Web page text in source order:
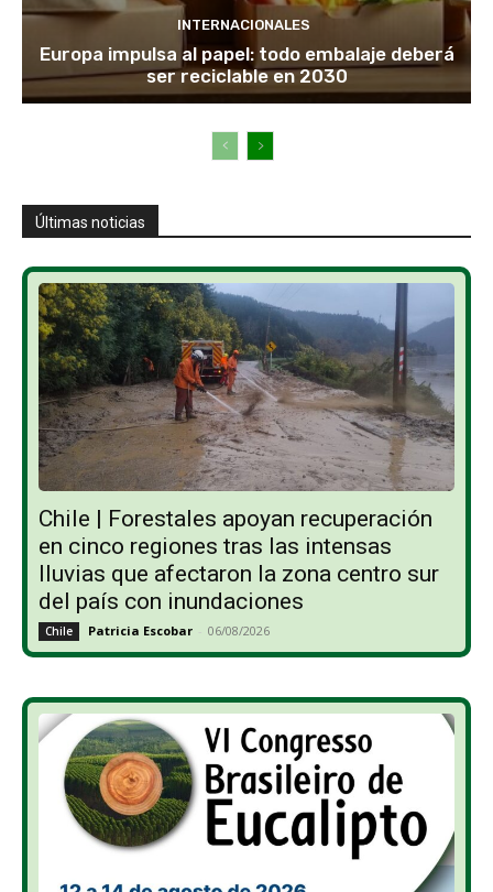
INTERNACIONALES
Europa impulsa al papel: todo embalaje deberá
ser reciclable en 2030
Últimas noticias
Chile | Forestales apoyan recuperación
en cinco regiones tras las intensas
lluvias que afectaron la zona centro sur
del país con inundaciones
Chile Patricia Escobar - 06/08/2026